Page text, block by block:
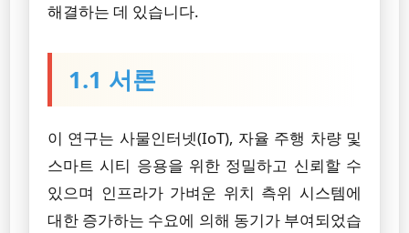
해결하는 데 있습니다.
1.1 서론
이 연구는 사물인터넷(IoT), 자율 주행 차량 및
스마트 시티 응용을 위한 정밀하고 신뢰할 수
있으며 인프라가 가벼운 위치 측위 시스템에
대한 증가하는 수요에 의해 동기가 부여되었습